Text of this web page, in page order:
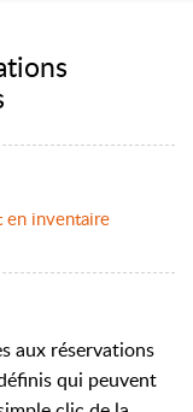
inventaire
aux réservations
qui peuvent